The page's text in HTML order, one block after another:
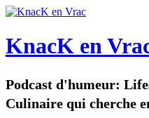
KnacK en
Podcast d'humeur:
Culinaire qui cherche